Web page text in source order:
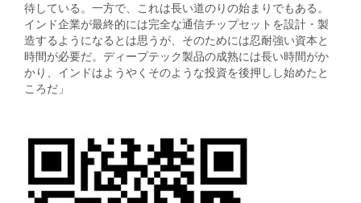
待している。一方で、これは長い道のりの始まりでもある。
インド企業が最終的には完全な通信チップセットを設計・製
造するようになるとは思うが、そのためには忍耐強い資本と
時間が必要だ。ディープテック製品の成熟には長い時間がか
かり、インドはようやくそのような投資を後押しし始めたと
ころだ」